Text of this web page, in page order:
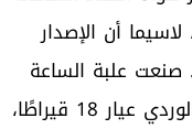
لاسيما أن الإصدار
ساعة فقط. صنعت علبة الساعة
فائقة النحافة من الذهب الأخلاقي الوردي عيار 18 قيراطًا،